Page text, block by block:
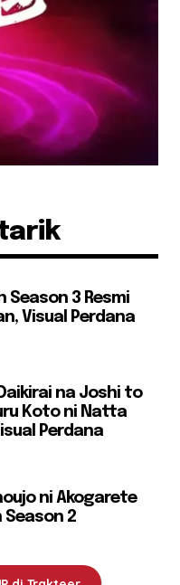
Season 3 Resmi
Visual Perdana
na Joshi to
Koto ni Natta
Perdana
ni Akogarete
Season 2